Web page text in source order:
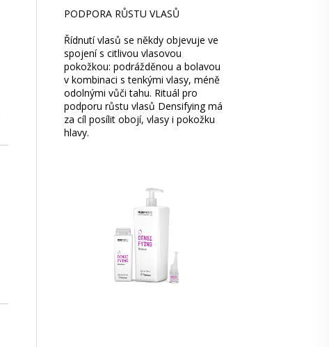
PODPORA RŮSTU VLASŮ
Řídnutí vlasů se někdy objevuje ve
spojení s citlivou vlasovou
pokožkou: podrážděnou a bolavou
v kombinaci s tenkými vlasy, méně
odolnými vůči tahu. Rituál pro
podporu růstu vlasů Densifying má
za cíl posílit obojí, vlasy i pokožku
hlavy.